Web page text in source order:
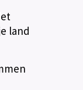
land